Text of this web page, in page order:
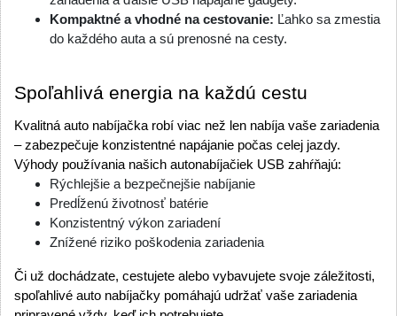
Kompaktné a vhodné na cestovanie: Ľahko sa zmestia
do každého auta a sú prenosné na cesty.
Spoľahlivá energia na každú cestu
Kvalitná auto nabíjačka robí viac než len nabíja vaše zariadenia
– zabezpečuje konzistentné napájanie počas celej jazdy.
Výhody používania našich autonabíjačiek USB zahŕňajú:
Rýchlejšie a bezpečnejšie nabíjanie
Predĺženú životnosť batérie
Konzistentný výkon zariadení
Znížené riziko poškodenia zariadenia
Či už dochádzate, cestujete alebo vybavujete svoje záležitosti,
spoľahlivé auto nabíjačky pomáhajú udržať vaše zariadenia